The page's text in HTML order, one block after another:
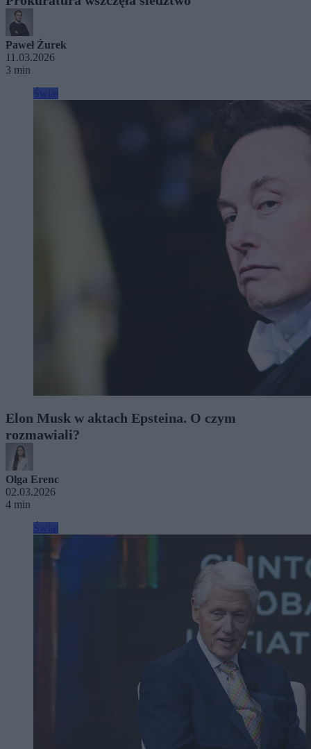
Paweł Żurek
11.03.2026
3 min
Elon Musk w aktach Epsteina. O czym
rozmawiali?
Olga Erenc
02.03.2026
4 min